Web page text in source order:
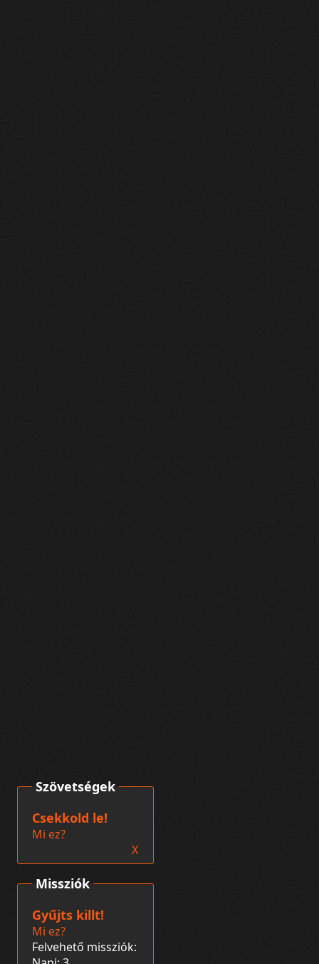
Missziók
Gyűjts killt!
Mi ez?
Felvehető missziók:
Szövetségek
Csekkold le!
Mi ez?
X